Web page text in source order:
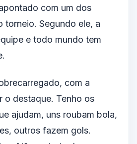
com um dos
torneio. Segundo ele, a
e todo mundo tem
com a
o destaque. Tenho os
ajudam, uns roubam bola,
outros fazem gols.